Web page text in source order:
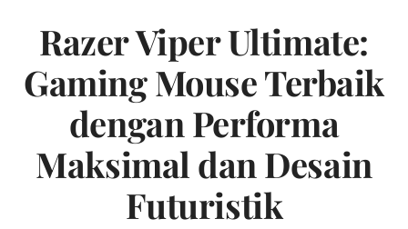
Razer Viper Ultimate:
Gaming Mouse Terbaik
dengan Performa
Maksimal dan Desain
Futuristik